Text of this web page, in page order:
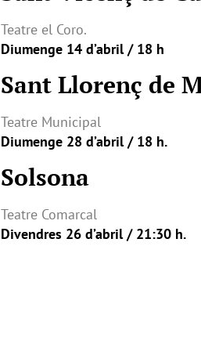
Teatre el Coro.
Diumenge 14 d’abril / 18 h
Sant Llorenç de
Teatre Municipal
Diumenge 28 d’abril / 18 h.
Solsona
Teatre Comarcal
Divendres 26 d’abril / 21:30 h.